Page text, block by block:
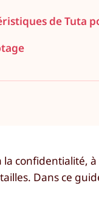
de Tuta
confidentialité,
Dans ce